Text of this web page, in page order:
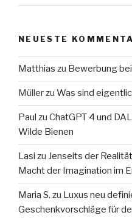
NEUESTE
Matthias zu Bewerbung
Müllerzu Was sind
Paul zu ChatGPT 4 und
Wilde Bienen
Lasi zu Jenseits der
Macht der Imagination im
Maria S. zu Luxus neu
Geschenkvorschläge für